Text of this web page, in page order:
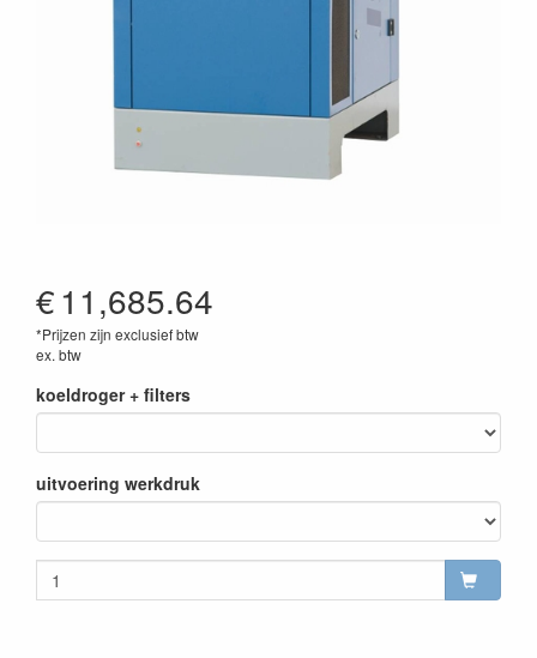
€11,685.64
*Prijzen zijn exclusief btw
ex. btw
koeldroger + filters
uitvoering werkdruk